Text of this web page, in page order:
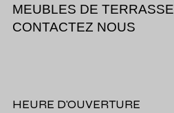
MEUBLES DE TERRASSE
CONTACTEZ NOUS
HEURE D'OUVERTURE